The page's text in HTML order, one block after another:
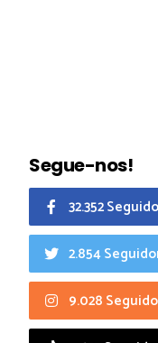
Segue-nos!
32.352
2.854
9.028